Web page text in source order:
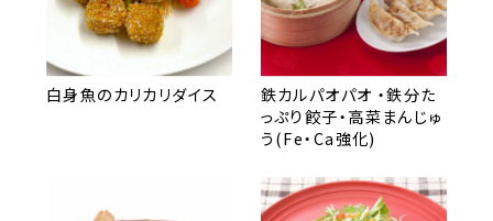
白身魚のカリカリダイス
鉄カルパオパオ ・鉄分た
っぷり餃子・高菜まんじゅ
う(Fe・Ca強化)